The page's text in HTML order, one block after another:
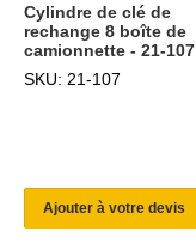
Cylindre de clé de
rechange 8 boîte de
camionnette - 21-107
SKU: 21-107
Ajouter à votre devis